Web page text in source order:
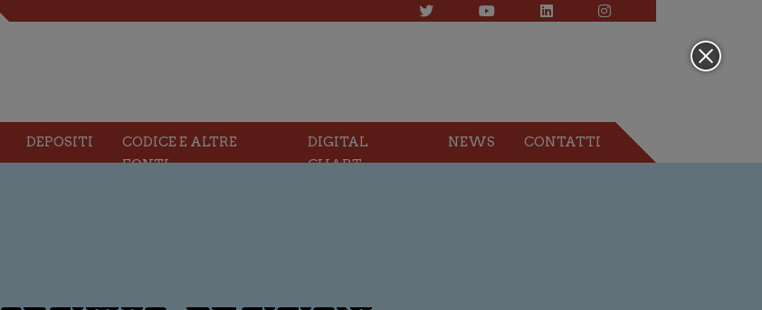
DEPOSITI
CODICE E ALTRE
FONTI
DIGITAL
CHART
NEWS CONTATTI